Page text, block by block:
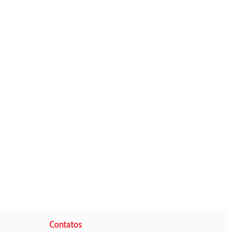
Contatos